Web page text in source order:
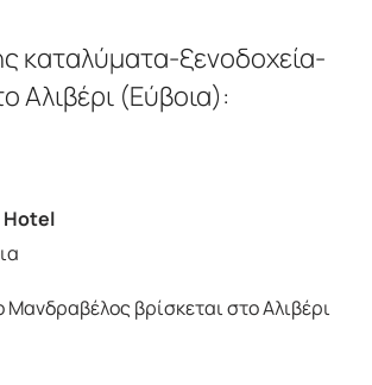
καταλύματα-ξενοδοχεία-
Αλιβέρι (Εύβοια):
Hotel
Μανδραβέλος βρίσκεται στο Αλιβέρι